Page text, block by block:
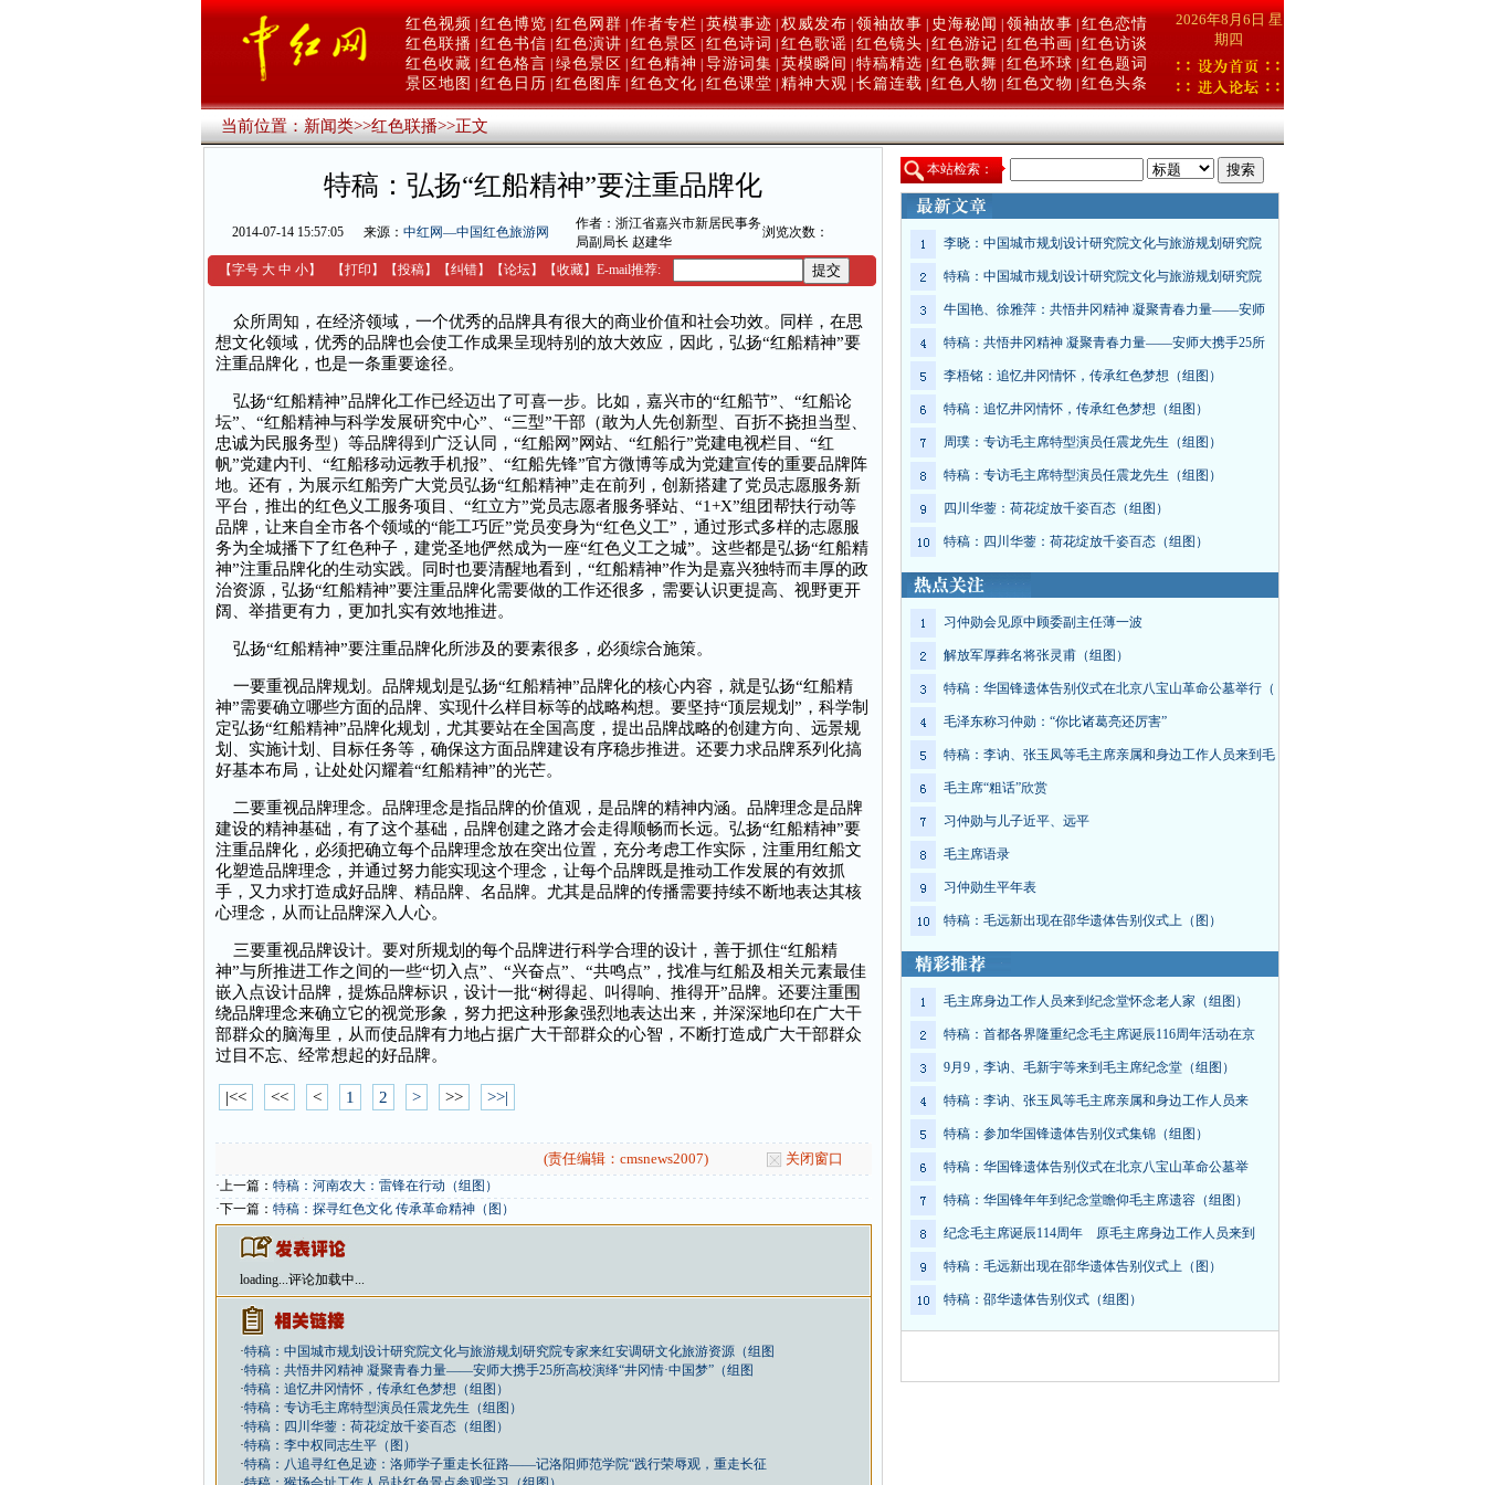
红色视频 红色博览 红色网群 作者专栏 英模事迹 权威发布 领袖故事 史海秘闻 领袖故事 红色恋情
红色联播 红色书信 红色演讲 红色景区 红色诗词 红色歌谣 红色镜头 红色游记 红色书画
红色访谈
红色收藏 红色格言 绿色景区 红色精神 导游词集 英模瞬间 特稿精选 红色歌舞 红色环球 红色题词
景区地图
红色日历 红色图库 红色文化 红色课堂 精神大观 长篇连载 红色人物 红色文物 红色头条
2026年8月6日 星
期四
当前位置：新闻类>>红色联播>>正文
特稿：弘扬“红船精神”要注重品牌化
2014-07-14 15:57:05 来源： 中红网—中国红色旅游网
作者：浙江省嘉兴市新居民事务
局副局长 赵建华
浏览次数：
【字号 大 中 小】 【打印 】 【投稿】 【纠错】 【论坛】 【收藏】 E-mail推荐:
众所周知，在经济领域，一个优秀的品牌具有很大的商业价值和社会功效。同样，在思
想文化领域，优秀的品牌也会使工作成果呈现特别的放大效应，因此，弘扬“红船精神”要
注重品牌化，也是一条重要途径。
弘扬“红船精神”品牌化工作已经迈出了可喜一步。比如，嘉兴市的“红船节”、“红船论
坛”、“红船精神与科学发展研究中心”、“三型”干部（敢为人先创新型、百折不挠担当型、
忠诚为民服务型）等品牌得到广泛认同，“红船网”网站、“红船行”党建电视栏目、“红
帆”党建内刊、“红船移动远教手机报”、“红船先锋”官方微博等成为党建宣传的重要品牌阵
地。还有，为展示红船旁广大党员弘扬“红船精神”走在前列，创新搭建了党员志愿服务新
平台，推出的红色义工服务项目、“红立方”党员志愿者服务驿站、“1+X”组团帮扶行动等
品牌，让来自全市各个领域的“能工巧匠”党员变身为“红色义工”，通过形式多样的志愿服
务为全城播下了红色种子，建党圣地俨然成为一座“红色义工之城”。这些都是弘扬“红船精
神”注重品牌化的生动实践。同时也要清醒地看到，“红船精神”作为是嘉兴独特而丰厚的政
治资源，弘扬“红船精神”要注重品牌化需要做的工作还很多，需要认识更提高、视野更开
阔、举措更有力，更加扎实有效地推进。
弘扬“红船精神”要注重品牌化所涉及的要素很多，必须综合施策。
一要重视品牌规划。品牌规划是弘扬“红船精神”品牌化的核心内容，就是弘扬“红船精
神”需要确立哪些方面的品牌、实现什么样目标等的战略构想。要坚持“顶层规划”，科学制
定弘扬“红船精神”品牌化规划，尤其要站在全国高度，提出品牌战略的创建方向、远景规
划、实施计划、目标任务等，确保这方面品牌建设有序稳步推进。还要力求品牌系列化搞
好基本布局，让处处闪耀着“红船精神”的光芒。
二要重视品牌理念。品牌理念是指品牌的价值观，是品牌的精神内涵。品牌理念是品牌
建设的精神基础，有了这个基础，品牌创建之路才会走得顺畅而长远。弘扬“红船精神”要
注重品牌化，必须把确立每个品牌理念放在突出位置，充分考虑工作实际，注重用红船文
化塑造品牌理念，并通过努力能实现这个理念，让每个品牌既是推动工作发展的有效抓
手，又力求打造成好品牌、精品牌、名品牌。尤其是品牌的传播需要持续不断地表达其核
心理念，从而让品牌深入人心。
三要重视品牌设计。要对所规划的每个品牌进行科学合理的设计，善于抓住“红船精
神”与所推进工作之间的一些“切入点”、“兴奋点”、“共鸣点”，找准与红船及相关元素最佳
嵌入点设计品牌，提炼品牌标识，设计一批“树得起、叫得响、推得开”品牌。还要注重围
绕品牌理念来确立它的视觉形象，努力把这种形象强烈地表达出来，并深深地印在广大干
部群众的脑海里，从而使品牌有力地占据广大干部群众的心智，不断打造成广大干部群众
过目不忘、经常想起的好品牌。
|<< << < 1 2 > >> >>|
(责任编辑：cmsnews2007) 关闭窗口
·上一篇： 特稿：河南农大：雷锋在行动（组图）
·下一篇： 特稿：探寻红色文化 传承革命精神（图）
loading...评论加载中...
·特稿：中国城市规划设计研究院文化与旅游规划研究院专家来红安调研文化旅游资源（组图
·特稿：共悟井冈精神 凝聚青春力量——安师大携手25所高校演绎“井冈情·中国梦”（组图
·特稿：追忆井冈情怀，传承红色梦想（组图）
·特稿：专访毛主席特型演员任震龙先生（组图）
·特稿：四川华蓥：荷花绽放千姿百态（组图）
·特稿：李中权同志生平（图）
·特稿：八追寻红色足迹：洛师学子重走长征路——记洛阳师范学院“践行荣辱观，重走长征
本站检索：
李晓：中国城市规划设计研究院文化与旅游规划研究院
特稿：中国城市规划设计研究院文化与旅游规划研究院
牛国艳、徐雅萍：共悟井冈精神 凝聚青春力量——安师
特稿：共悟井冈精神 凝聚青春力量——安师大携手25所
李梧铭：追忆井冈情怀，传承红色梦想（组图）
特稿：追忆井冈情怀，传承红色梦想（组图）
周璞：专访毛主席特型演员任震龙先生（组图）
特稿：专访毛主席特型演员任震龙先生（组图）
四川华蓥：荷花绽放千姿百态（组图）
特稿：四川华蓥：荷花绽放千姿百态（组图）
习仲勋会见原中顾委副主任薄一波
解放军厚葬名将张灵甫（组图）
特稿：华国锋遗体告别仪式在北京八宝山革命公墓举行（
毛泽东称习仲勋：“你比诸葛亮还厉害”
特稿：李讷、张玉凤等毛主席亲属和身边工作人员来到毛
毛主席“粗话”欣赏
习仲勋与儿子近平、远平
毛主席语录
习仲勋生平年表
特稿：毛远新出现在邵华遗体告别仪式上（图）
毛主席身边工作人员来到纪念堂怀念老人家（组图）
特稿：首都各界隆重纪念毛主席诞辰116周年活动在京
9月9，李讷、毛新宇等来到毛主席纪念堂（组图）
特稿：李讷、张玉凤等毛主席亲属和身边工作人员来
特稿：参加华国锋遗体告别仪式集锦（组图）
特稿：华国锋遗体告别仪式在北京八宝山革命公墓举
特稿：华国锋年年到纪念堂瞻仰毛主席遗容（组图）
纪念毛主席诞辰114周年 原毛主席身边工作人员来到
特稿：毛远新出现在邵华遗体告别仪式上（图）
特稿：邵华遗体告别仪式（组图）